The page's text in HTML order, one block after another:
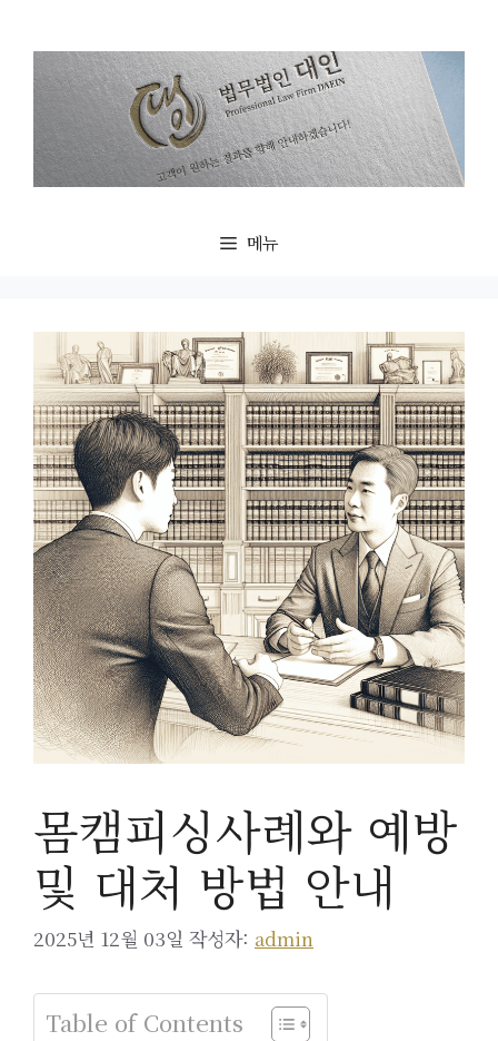
메뉴
몸캠피싱사례와 예방
및 대처 방법 안내
2025년 12월 03일 작성자: admin
Table of Contents